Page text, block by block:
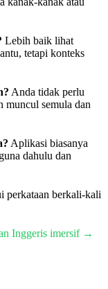
Lebih baik lihat
tetapi konteks
Anda tidak perlu
muncul semula dan
Aplikasi biasanya
dahulu dan
perkataan berkali-kali
Inggeris imersif →